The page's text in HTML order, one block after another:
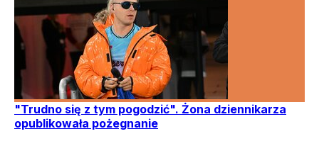
"Trudno się z tym pogodzić". Żona dziennikarza
opublikowała pożegnanie